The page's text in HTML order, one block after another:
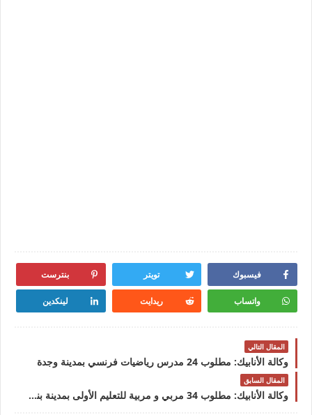
فيسبوك تويتر بنترست
واتساب ريدايت لينكدين
المقال التالي
وكالة الأنابيك: مطلوب 24 مدرس رياضيات فرنسي بمدينة وجدة
المقال السابق
وكالة الأنابيك: مطلوب 34 مربي و مربية للتعليم الأولى بمدينة بني ملال و النواحي